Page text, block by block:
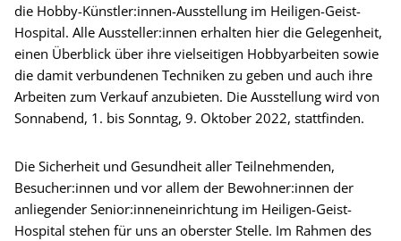
die Hobby-Künstler:innen-Ausstellung im Heiligen-Geist-
Hospital. Alle Aussteller:innen erhalten hier die Gelegenheit,
einen Überblick über ihre vielseitigen Hobbyarbeiten sowie
die damit verbundenen Techniken zu geben und auch ihre
Arbeiten zum Verkauf anzubieten. Die Ausstellung wird von
Sonnabend, 1. bis Sonntag, 9. Oktober 2022, stattfinden.
Die Sicherheit und Gesundheit aller Teilnehmenden,
Besucher:innen und vor allem der Bewohner:innen der
anliegender Senior:inneneinrichtung im Heiligen-Geist-
Hospital stehen für uns an oberster Stelle. Im Rahmen des